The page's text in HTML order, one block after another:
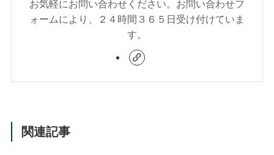
お気軽にお問い合わせください。お問い合わせフ
ォームにより、２４時間３６５日受け付けていま
す。
関連記事